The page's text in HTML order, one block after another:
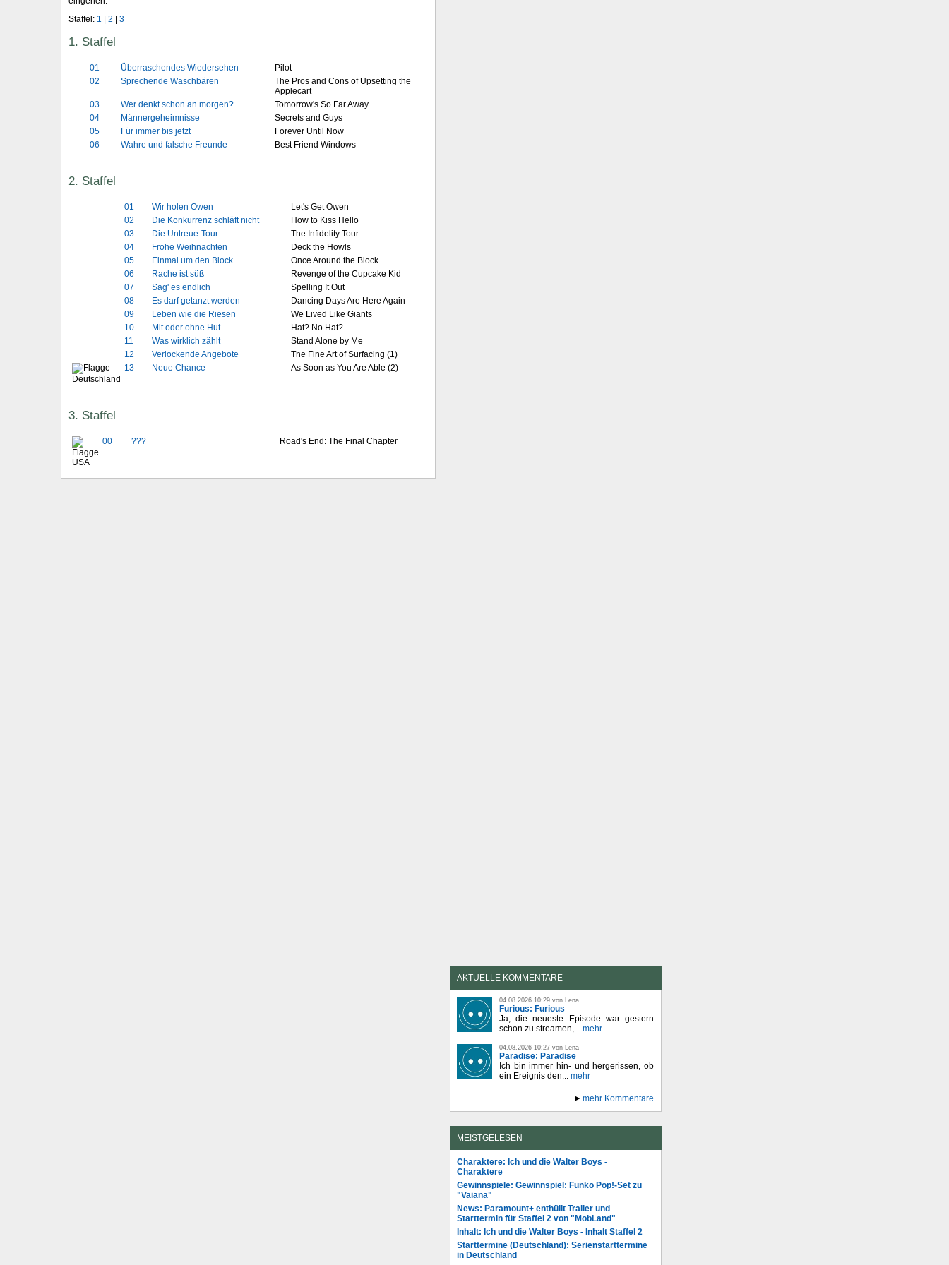
Staffel: 1 2 3
1. Staffel
01 Überraschendes Wiedersehen
Pilot
02
Sprechende Waschbären
The Pros and Cons of Upsetting the
Applecart
03
Wer denkt schon an morgen?
Tomorrow's So Far Away
04
Männergeheimnisse
Secrets and Guys
05
Für immer bis jetzt
Forever Until Now
06
Wahre und falsche Freunde Best Friend Windows
2. Staffel
01 Wir holen Owen
Let's Get Owen
02
Die Konkurrenz schläft nicht
How to Kiss Hello
03
Die Untreue-Tour
The Infidelity Tour
04
Frohe Weihnachten
Deck the Howls
05
Einmal um den Block
Once Around the Block
06
Rache ist süß
Revenge of the Cupcake Kid
07
Sag' es endlich
Spelling It Out
08
Es darf getanzt werden
Dancing Days Are Here Again
09
Leben wie die Riesen
We Lived Like Giants
10
Mit oder ohne Hut
Hat? No Hat?
11
Was wirklich zählt
Stand Alone by Me
12
Verlockende Angebote
The Fine Art of Surfacing (1)
13
Neue Chance As Soon as You Are Able (2)
3. Staffel
00 ??? Road's End: The Final Chapter
AKTUELLE KOMMENTARE
04.08.2026 10:29 von Lena
Furious: Furious
Ja, die neueste Episode war gestern
schon zu streamen,... mehr
04.08.2026 10:27 von Lena
Paradise: Paradise
Ich bin immer hin- und hergerissen, ob
ein Ereignis den... mehr
mehr Kommentare
MEISTGELESEN
Charaktere: Ich und die Walter Boys -
Charaktere
Gewinnspiele: Gewinnspiel: Funko Pop!-Set zu
"Vaiana"
News: Paramount+ enthüllt Trailer und
Starttermin für Staffel 2 von "MobLand"
Inhalt: Ich und die Walter Boys - Inhalt Staffel 2
Starttermine (Deutschland): Serienstarttermine
in Deutschland